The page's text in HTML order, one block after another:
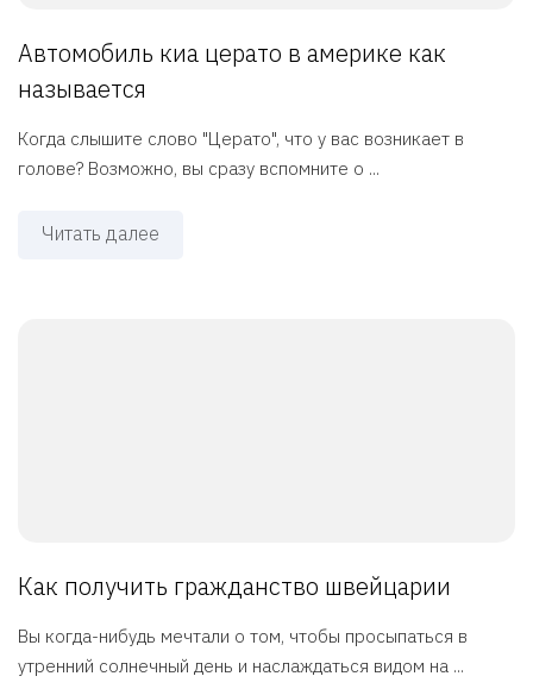
Автомобиль киа церато в америке как
называется
Когда слышите слово "Церато", что у вас возникает в
голове? Возможно, вы сразу вспомните о ...
Читать далее
Как получить гражданство швейцарии
Вы когда-нибудь мечтали о том, чтобы просыпаться в
утренний солнечный день и наслаждаться видом на ...